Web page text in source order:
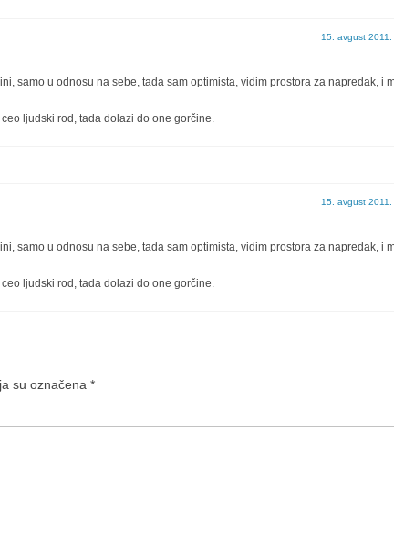
15. avgust 2011.
samo u odnosu na sebe, tada sam optimista, vidim prostora za napredak, i
ljudski rod, tada dolazi do one gorčine.
15. avgust 2011.
samo u odnosu na sebe, tada sam optimista, vidim prostora za napredak, i
ljudski rod, tada dolazi do one gorčine.
su označena *